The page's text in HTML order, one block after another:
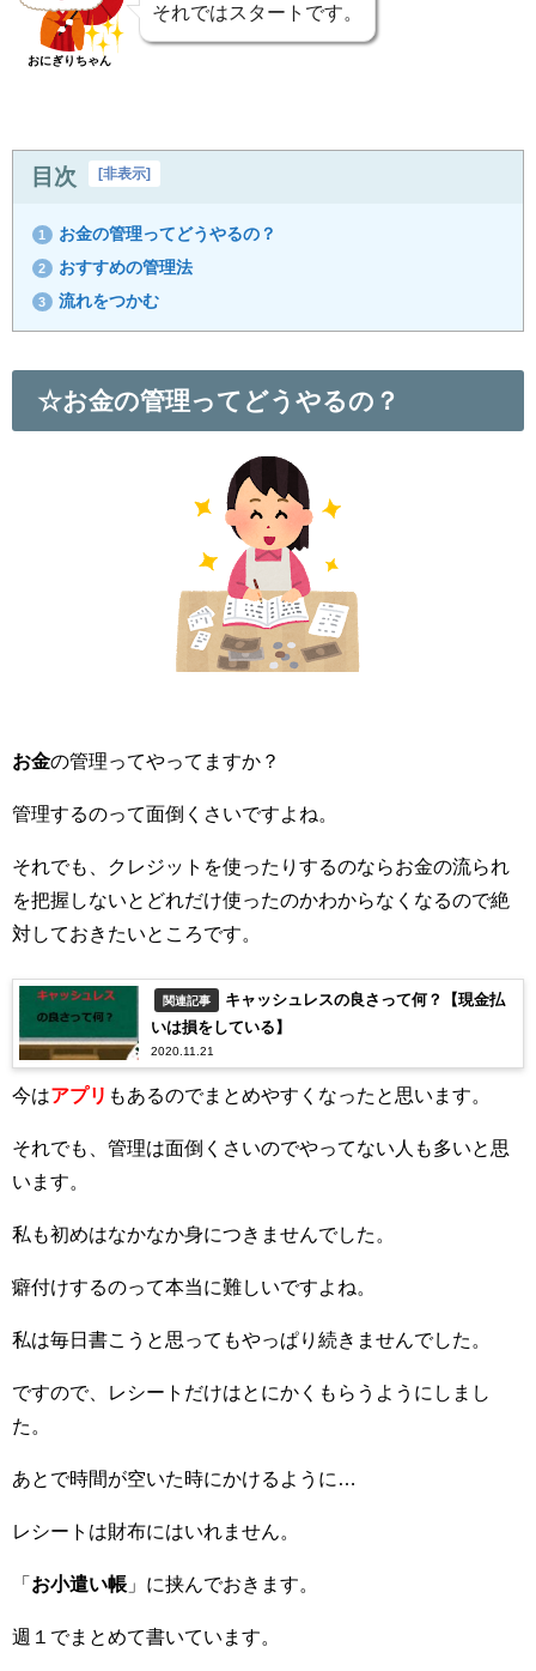
おにぎりちゃん
それではスタートです。
目次 非表示
1 お金の管理ってどうやるの？
2 おすすめの管理法
3 流れをつかむ
☆お金の管理ってどうやるの？
お金の管理ってやってますか？
管理するのって面倒くさいですよね。
それでも、クレジットを使ったりするのならお金の流られ
を把握しないとどれだけ使ったのかわからなくなるので絶
対しておきたいところです。
関連記事
キャッシュレスの良さって何？【現金払
いは損をしている】
2020.11.21
今はアプリ もあるのでまとめやすくなったと思います。
それでも、管理は面倒くさいのでやってない人も多いと思
います。
私も初めはなかなか身につきませんでした。
癖付けするのって本当に難しいですよね。
私は毎日書こうと思ってもやっぱり続きませんでした。
ですので、レシートだけはとにかくもらうようにしまし
た。
あとで時間が空いた時にかけるように…
レシートは財布にはいれません。
「 お小遣い帳 」に挟んでおきます。
週１でまとめて書いています。